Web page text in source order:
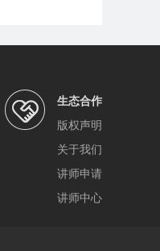
生态合作
版权声明
关于我们
讲师申请
讲师中心